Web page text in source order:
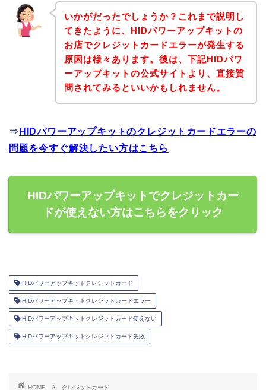
いかがだったでしょうか？これまで説明し
てきたように、HIDパワーアップキットの
お店でクレジットカードエラーが発生する
原因は様々あります。後は、下記HIDパワ
ーアップキットの公式サイトより、直接質
問されてみるといいかもしれません。
⇒ HIDパワーアップキットのクレジットカードエラーの
問題を今すぐ解決したい方はこちら
HIDパワーアップキットでクレジットカー
ドが使えない方はこちらをクリック
HIDパワーアップキットクレジットカード
HIDパワーアップキットクレジットカードエラー
HIDパワーアップキットクレジットカード使えない
HIDパワーアップキットクレジットカード失敗
HOME クレジットカード